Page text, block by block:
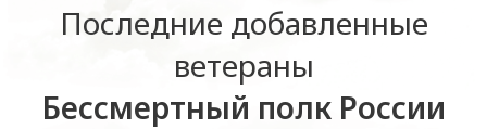
Последние добавленные
ветераны
Бессмертный полк России